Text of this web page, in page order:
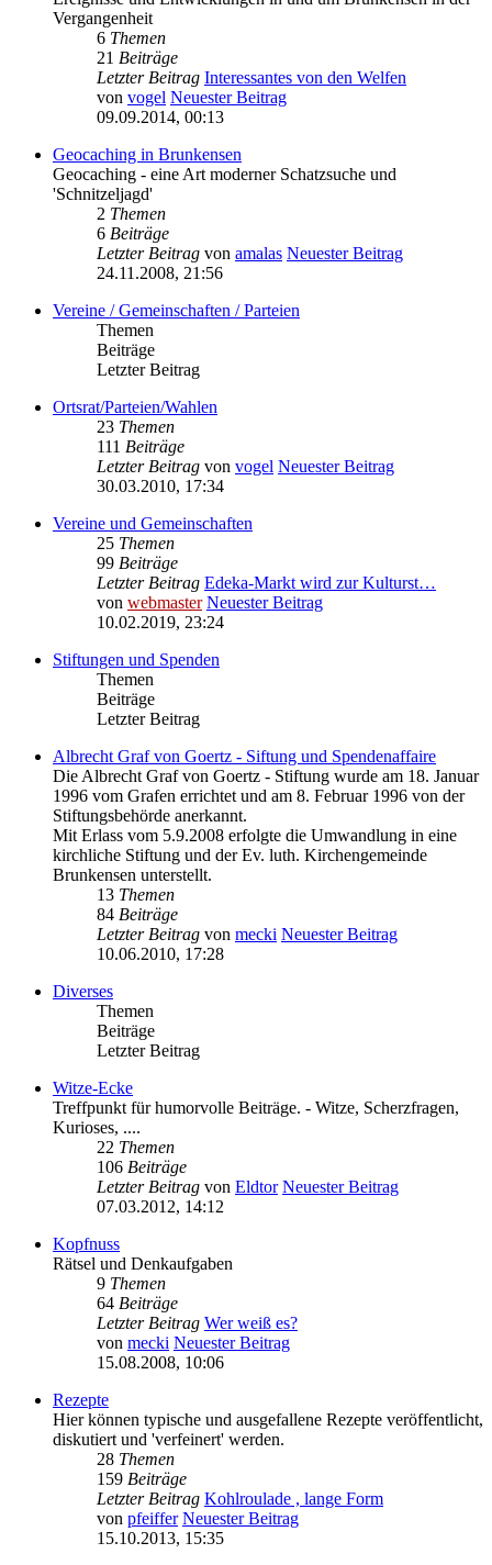
Vergangenheit
6 Themen
21 Beiträge
Letzter Beitrag Interessantes von den Welfen
von vogel Neuester Beitrag
09.09.2014, 00:13
Geocaching in Brunkensen
Geocaching - eine Art moderner Schatzsuche und
'Schnitzeljagd'
2 Themen
6 Beiträge
Letzter Beitrag von amalas Neuester Beitrag
24.11.2008, 21:56
Vereine / Gemeinschaften / Parteien
Themen
Beiträge
Letzter Beitrag
Ortsrat/Parteien/Wahlen
23 Themen
111 Beiträge
Letzter Beitrag von vogel Neuester Beitrag
30.03.2010, 17:34
Vereine und Gemeinschaften
25 Themen
99 Beiträge
Letzter Beitrag Edeka-Markt wird zur Kulturst…
von webmaster Neuester Beitrag
10.02.2019, 23:24
Stiftungen und Spenden
Themen
Beiträge
Letzter Beitrag
Albrecht Graf von Goertz - Siftung und Spendenaffaire
Die Albrecht Graf von Goertz - Stiftung wurde am 18. Januar
1996 vom Grafen errichtet und am 8. Februar 1996 von der
Stiftungsbehörde anerkannt.
Mit Erlass vom 5.9.2008 erfolgte die Umwandlung in eine
kirchliche Stiftung und der Ev. luth. Kirchengemeinde
Brunkensen unterstellt.
13 Themen
84 Beiträge
Letzter Beitrag von mecki Neuester Beitrag
10.06.2010, 17:28
Diverses
Themen
Beiträge
Letzter Beitrag
Witze-Ecke
Treffpunkt für humorvolle Beiträge. - Witze, Scherzfragen,
Kurioses, ....
22 Themen
106 Beiträge
Letzter Beitrag von Eldtor Neuester Beitrag
07.03.2012, 14:12
Kopfnuss
Rätsel und Denkaufgaben
9 Themen
64 Beiträge
Letzter Beitrag Wer weiß es?
von mecki Neuester Beitrag
15.08.2008, 10:06
Rezepte
Hier können typische und ausgefallene Rezepte veröffentlicht,
diskutiert und 'verfeinert' werden.
28 Themen
159 Beiträge
Letzter Beitrag Kohlroulade , lange Form
von pfeiffer Neuester Beitrag
15.10.2013, 15:35